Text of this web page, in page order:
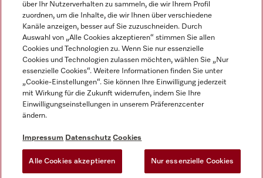
Impressum
AGB
Datenschutz
Nutzungsbedingungen
Gesetzen über digitale Dienste
Cookie-Einstellungen
über Ihr Nutzerverhalten zu sammeln, die wir Ihrem Profil
zuordnen, um die Inhalte, die wir Ihnen über verschiedene
Kanäle anzeigen, besser auf Sie zuzuschneiden. Durch
Auswahl von „Alle Cookies akzeptieren“ stimmen Sie allen
Cookies und Technologien zu. Wenn Sie nur essenzielle
Cookies und Technologien zulassen möchten, wählen Sie „Nur
essenzielle Cookies“. Weitere Informationen finden Sie unter
„Cookie-Einstellungen“. Sie können Ihre Einwilligung jederzeit
mit Wirkung für die Zukunft widerrufen, indem Sie Ihre
Einwilligungseinstellungen in unserem Präferenzcenter
ändern.
Impressum Datenschutz Cookies
Alle Cookies akzeptieren Nur essenzielle Cookies